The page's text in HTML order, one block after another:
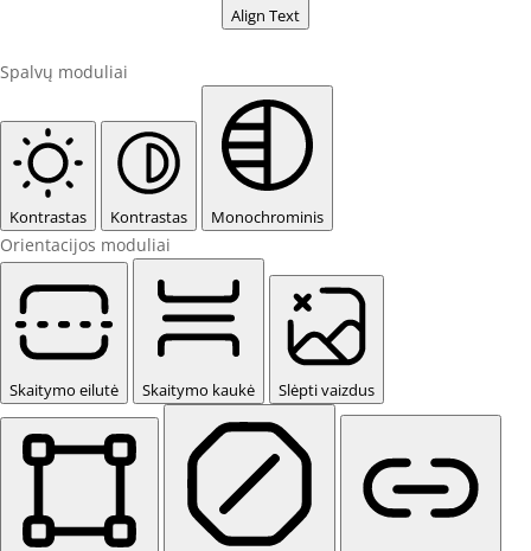
Align Text
Spalvų moduliai
Kontrastas Kontrastas Monochrominis
Orientacijos moduliai
Skaitymo eilutė Skaitymo kaukė Slėpti vaizdus